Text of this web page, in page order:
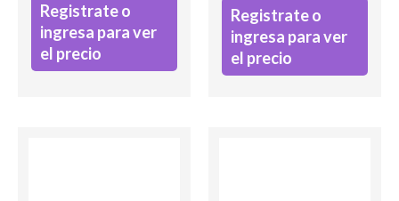
Registrate o
ingresa para ver
el precio
Registrate o
ingresa para ver
el precio